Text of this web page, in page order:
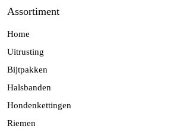
Assortiment
Home
Uitrusting
Bijtpakken
Halsbanden
Hondenkettingen
Riemen